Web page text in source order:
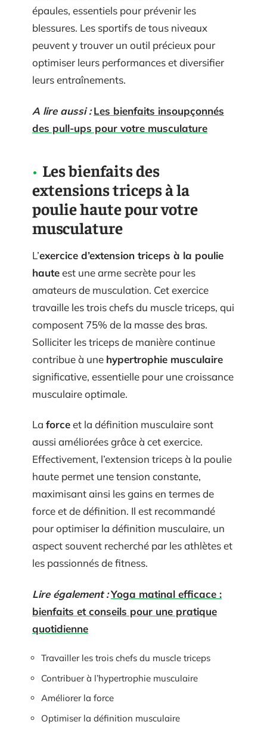
épaules, essentiels pour prévenir les
blessures. Les sportifs de tous niveaux
peuvent y trouver un outil précieux pour
optimiser leurs performances et diversifier
leurs entraînements.
A lire aussi : Les bienfaits insoupçonnés
des pull-ups pour votre musculature
Les bienfaits des
extensions triceps à la
poulie haute pour votre
musculature
L’exercice d’extension triceps à la poulie
hauteest une arme secrète pour les
amateurs de musculation. Cet exercice
travaille les trois chefs du muscle triceps, qui
composent 75% de la masse des bras.
Solliciter les triceps de manière continue
contribue à une hypertrophie musculaire
significative, essentielle pour une croissance
musculaire optimale.
La forceet la définition musculaire sont
aussi améliorées grâce à cet exercice.
Effectivement, l’extension triceps à la poulie
haute permet une tension constante,
maximisant ainsi les gains en termes de
force et de définition. Il est recommandé
pour optimiser la définition musculaire, un
aspect souvent recherché par les athlètes et
les passionnés de fitness.
Lire également :Yoga matinal efficace :
bienfaits et conseils pour une pratique
quotidienne
Travailler les trois chefs du muscle triceps
Contribuer à l’hypertrophie musculaire
Améliorer la force
Optimiser la définition musculaire